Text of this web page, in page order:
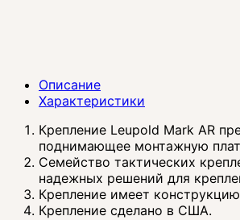
Описание
Характеристики
Крепление Leupold Mark AR
поднимающее монтажную
Семейство тактических
надежных решений для
Крепление имеет
Крепление сделано в США.